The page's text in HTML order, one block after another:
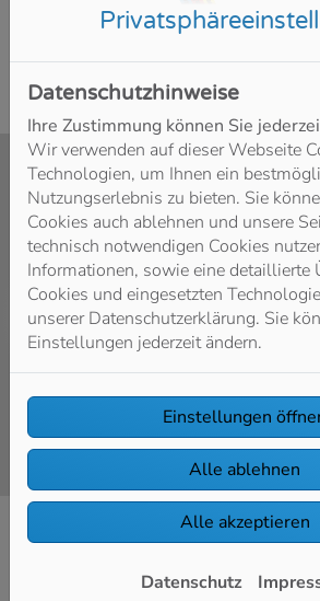
deutlichen Senkung Ihrer Stromkosten
KWK-Anlagen, BHKW,
Ihnen wichtige Komponenten und
der Erneuerung, Modernisierung und
Heizungsanlage unbedingt kennen
erfahren Sie hier, welche Vorteile eine
Heizungswartunggerade für
sich bringt.
Datenschutzhinweise
Ihre Zustimmung können Sie
Wir verwenden auf dieser Webseite
Technologien, um Ihnen ein
Nutzungserlebnis zu bieten. Sie
Cookies auch ablehnen und unsere
technisch notwendigen Cookies
Informationen, sowie eine detaillierte
Cookies und eingesetzten
unserer Datenschutzerklärung. Sie
Einstellungen jederzeit ändern.
Einstellungen
Alle ablehnen
Alle akzeptieren
Datenschutz